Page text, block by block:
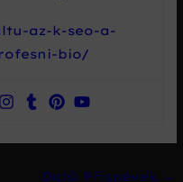
az-k-seo-a-
bio/
Další Příspěvek →